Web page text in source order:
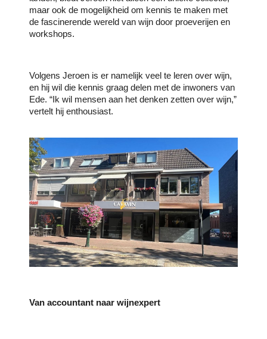
maar ook de mogelijkheid om kennis te maken met
de fascinerende wereld van wijn door proeverijen en
workshops.
Volgens Jeroen is er namelijk veel te leren over wijn,
en hij wil die kennis graag delen met de inwoners van
Ede. “Ik wil mensen aan het denken zetten over wijn,”
vertelt hij enthousiast.
Van accountant naar wijnexpert